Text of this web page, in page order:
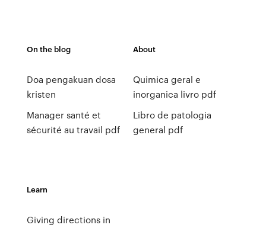
On the blog
Doa pengakuan dosa
kristen
Manager santé et
sécurité au travail pdf
About
Quimica geral e
inorganica livro pdf
Libro de patologia
general pdf
Learn
Giving directions in